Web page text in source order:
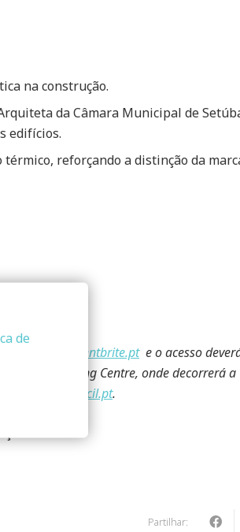
na construção.
da Câmara Municipal de
edifícios.
reforçando a distinção da
e o acesso
até ao Meeting Centre, onde decorrerá a
secil.pt.
Partilhar:
de